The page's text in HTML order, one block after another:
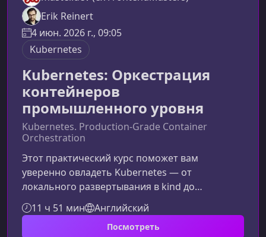
Erik Reinert
4 июн. 2026 г., 09:05
Kubernetes
Kubernetes: Оркестрация
контейнеров
промышленного уровня
Kubernetes. Production-Grade Container
Orchestration
Этот практический курс поможет вам
уверенно овладеть Kubernetes — от
локального развертывания в kind до
полноценной production-инфраструктуры в
Amazon EKS. Программа построена вокруг
работы с реальным приложением
11 ч 51 мин Английский
Посмотреть